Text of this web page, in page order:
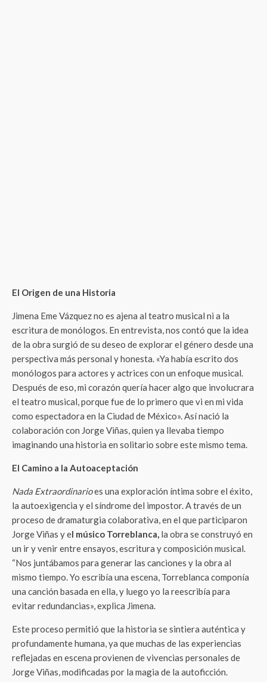
El Origen de una Historia
Jimena Eme Vázquez no es ajena al teatro musical ni a la
escritura de monólogos. En entrevista, nos contó que la idea
de la obra surgió de su deseo de explorar el género desde una
perspectiva más personal y honesta. «Ya había escrito dos
monólogos para actores y actrices con un enfoque musical.
Después de eso, mi corazón quería hacer algo que involucrara
el teatro musical, porque fue de lo primero que vi en mi vida
como espectadora en la Ciudad de México». Así nació la
colaboración con Jorge Viñas, quien ya llevaba tiempo
imaginando una historia en solitario sobre este mismo tema.
El Camino a la Autoaceptación
Nada Extraordinarioes una exploración íntima sobre el éxito,
la autoexigencia y el síndrome del impostor. A través de un
proceso de dramaturgia colaborativa, en el que participaron
Jorge Viñas y el músico Torreblanca, la obra se construyó en
un ir y venir entre ensayos, escritura y composición musical.
“Nos juntábamos para generar las canciones y la obra al
mismo tiempo. Yo escribía una escena, Torreblanca componía
una canción basada en ella, y luego yo la reescribía para
evitar redundancias», explica Jimena.
Este proceso permitió que la historia se sintiera auténtica y
profundamente humana, ya que muchas de las experiencias
reflejadas en escena provienen de vivencias personales de
Jorge Viñas, modificadas por la magia de la autoficción.